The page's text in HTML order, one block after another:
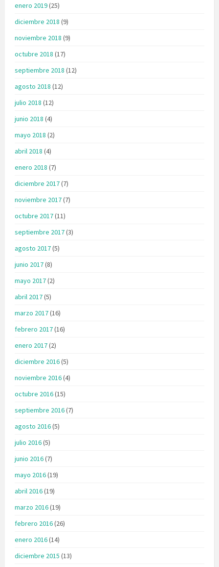
enero 2019(25)
diciembre 2018 (9)
noviembre 2018 (9)
octubre 2018 (17)
septiembre 2018 (12)
agosto 2018 (12)
julio 2018 (12)
junio 2018 (4)
mayo 2018 (2)
abril 2018 (4)
enero 2018 (7)
diciembre 2017(7)
noviembre 2017(7)
octubre 2017(11)
septiembre 2017(3)
agosto 2017(5)
junio 2017(8)
mayo 2017(2)
abril 2017(5)
marzo 2017(16)
febrero 2017(16)
enero 2017(2)
diciembre 2016(5)
noviembre 2016(4)
octubre 2016(15)
septiembre 2016(7)
agosto 2016(5)
julio 2016(5)
junio 2016(7)
mayo 2016(19)
abril 2016(19)
marzo 2016(19)
febrero 2016(26)
enero 2016(14)
diciembre 2015 (13)